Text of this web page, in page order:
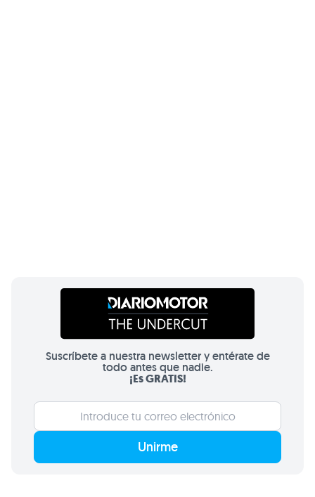
Suscríbete a nuestra newsletter y entérate de
todo antes que nadie.
¡Es GRATIS!
Unirme